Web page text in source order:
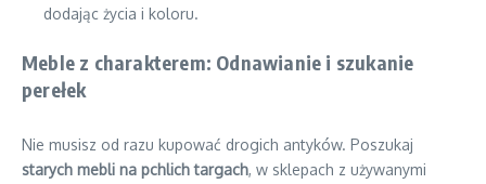
dodając życia i koloru.
Meble z charakterem: Odnawianie i szukanie
perełek
Nie musisz od razu kupować drogich antyków. Poszukaj
starych mebli na pchlich targach, w sklepach z używanymi